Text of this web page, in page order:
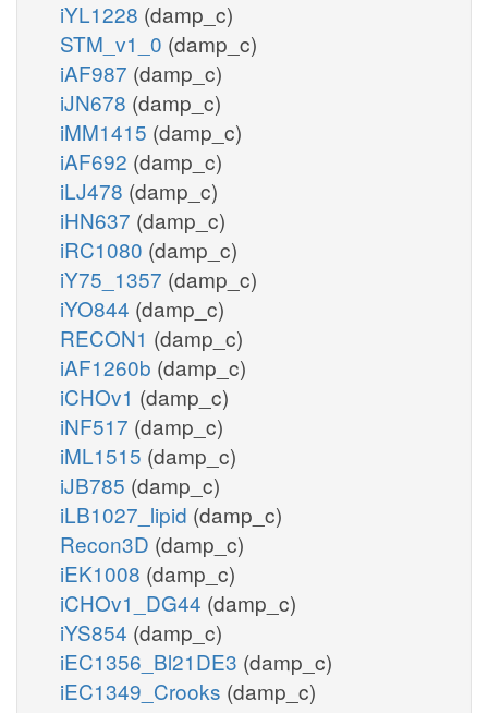
iYL1228 (damp_c)
STM_v1_0 (damp_c)
iAF987 (damp_c)
iJN678 (damp_c)
iMM1415 (damp_c)
iAF692 (damp_c)
iLJ478 (damp_c)
iHN637 (damp_c)
iRC1080 (damp_c)
iY75_1357 (damp_c)
iYO844 (damp_c)
RECON1 (damp_c)
iAF1260b (damp_c)
iCHOv1 (damp_c)
iNF517 (damp_c)
iML1515 (damp_c)
iJB785 (damp_c)
iLB1027_lipid (damp_c)
Recon3D (damp_c)
iEK1008 (damp_c)
iCHOv1_DG44 (damp_c)
iYS854 (damp_c)
iEC1356_Bl21DE3 (damp_c)
iEC1349_Crooks (damp_c)